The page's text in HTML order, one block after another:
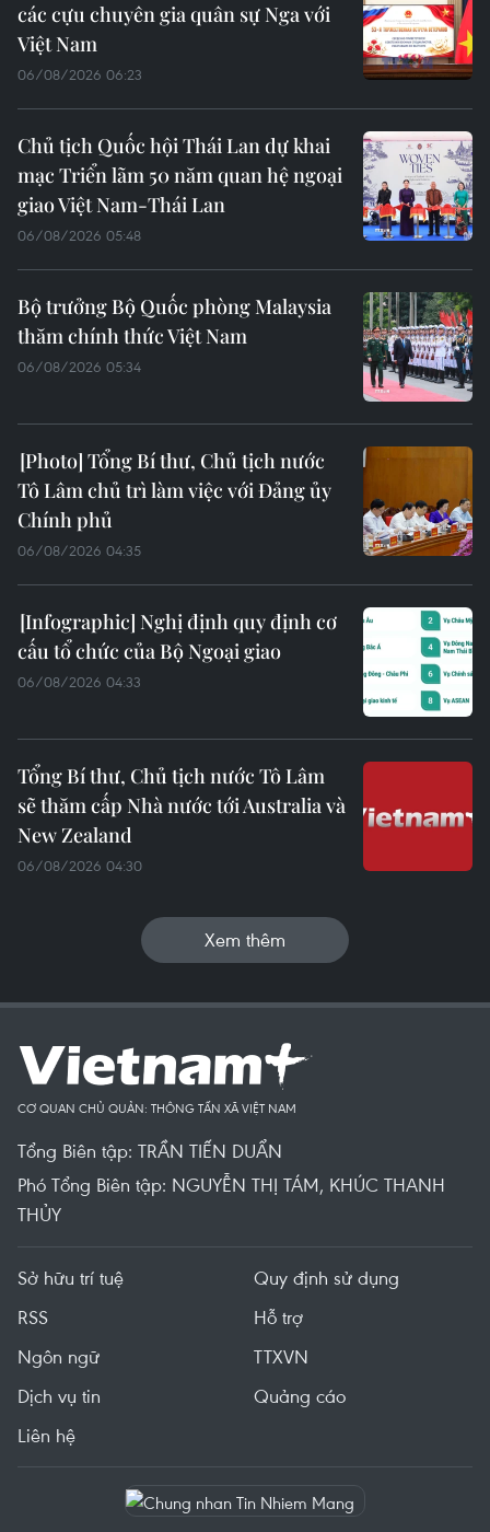
các cựu chuyên gia quân sự Nga với
Việt Nam
06/08/2026 06:23
Chủ tịch Quốc hội Thái Lan dự khai
mạc Triển lãm 50 năm quan hệ ngoại
giao Việt Nam-Thái Lan
06/08/2026 05:48
Bộ trưởng Bộ Quốc phòng Malaysia
thăm chính thức Việt Nam
06/08/2026 05:34
Tổng Bí thư, Chủ tịch nước
Tô Lâm chủ trì làm việc với Đảng ủy
Chính phủ
06/08/2026 04:35
Nghị định quy định cơ
cấu tổ chức của Bộ Ngoại giao
06/08/2026 04:33
Tổng Bí thư, Chủ tịch nước Tô Lâm
sẽ thăm cấp Nhà nước tới Australia và
New Zealand
06/08/2026 04:30
Xem thêm
CƠ QUAN CHỦ QUẢN: THÔNG TẤN XÃ VIỆT NAM
Tổng Biên tập: TRẦN TIẾN DUẨN
Phó Tổng Biên tập: NGUYỄN THỊ TÁM, KHÚC THANH
THỦY
Sở hữu trí tuệ
Quy định sử dụng
RSS
Hỗ trợ
Ngôn ngữ
TTXVN
Dịch vụ tin
Quảng cáo
Liên hệ